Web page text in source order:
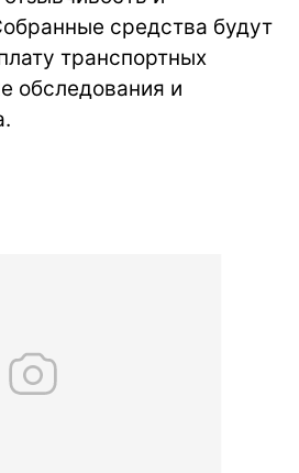
средства будут
транспортных
обследования и